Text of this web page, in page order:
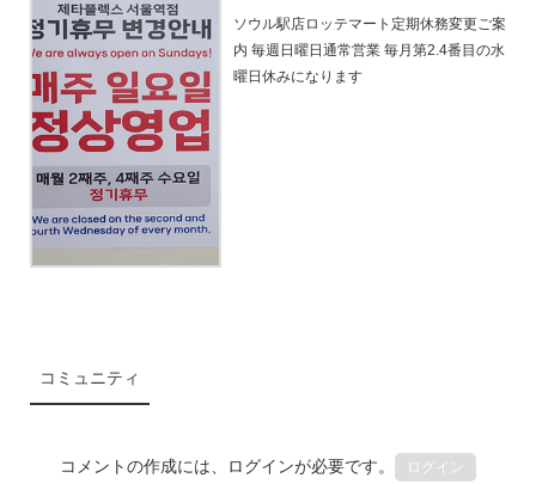
ソウル駅店ロッテマート定期休務変更ご案
内 毎週日曜日通常営業 毎月第2.4番目の水
曜日休みになります
コミュニティ
コメントの作成には、ログインが必要です。 ログイン